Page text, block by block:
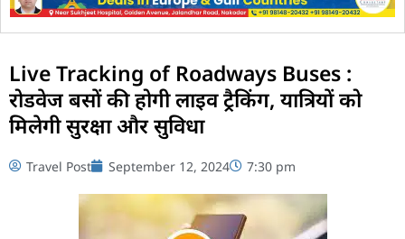
Live Tracking of Roadways Buses :
रोडवेज बसों की होगी लाइव ट्रैकिंग, यात्रियों को
मिलेगी सुरक्षा और सुविधा
Travel Post September 12, 2024 7:30 pm